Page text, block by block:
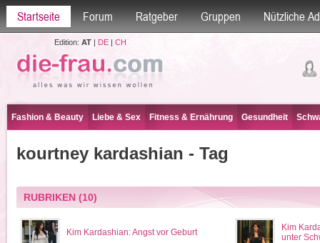
Startseite Forum Ratgeber Gruppen Nützliche
Edition: AT| DE| CH
Fashion & Beauty Liebe & Sex Fitness & Ernährung Gesundheit
kourtney kardashian - Tag
RUBRIKEN(10)
Kim Kardashian: Angst vor Geburt
Kim
unter